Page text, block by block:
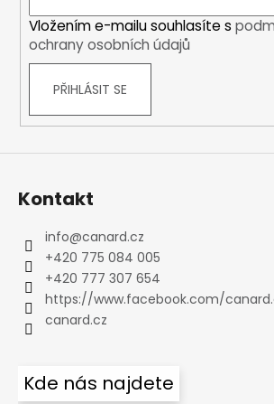
Vložením e-mailu souhlasíte s
ochrany osobních údajů
PŘIHLÁSIT SE
Kontakt
info@canard.cz
+420 775 084 005
+420 777 307 654
https://www.facebook.com/
canard.cz
Kde nás najdete